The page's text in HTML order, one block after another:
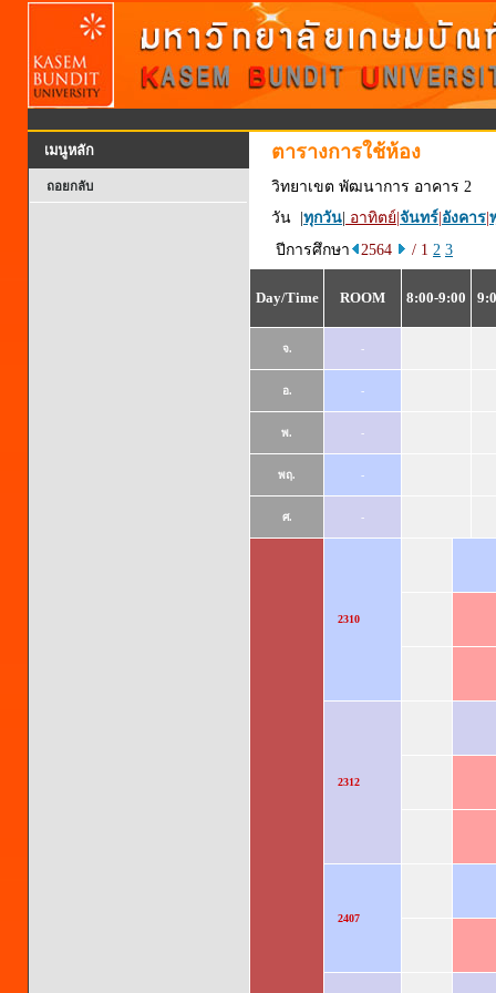
เมนูหลัก
ถอยกลับ
ตารางการใช้ห้อง
วิทยาเขต พัฒนาการ อาคาร 2
วัน | ทุกวัน อาทิตย์ จันทร์ อังคาร
ปีการศึกษา
2564 / 1 2 3
Day/Time ROOM 8:00-9:00
จ. -
อ. -
พ. -
พฤ. -
ศ. -
2310
2312
2407